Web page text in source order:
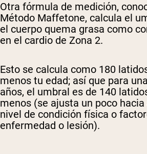
Otra fórmula de medición,
Método Maffetone, calcula el
el cuerpo quema grasa como
en el cardio de Zona 2.
Esto se calcula como 180
menos tu edad; así que para
años, el umbral es de 140
menos (se ajusta un poco
nivel de condición física o
enfermedad o lesión).